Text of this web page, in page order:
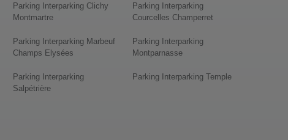
Parking Interparking Clichy
Montmartre
Parking Interparking
Courcelles Champerret
Parking Interparking Marbeuf
Champs Elysées
Parking Interparking
Montparnasse
Parking Interparking
Salpétrière
Parking Interparking Temple